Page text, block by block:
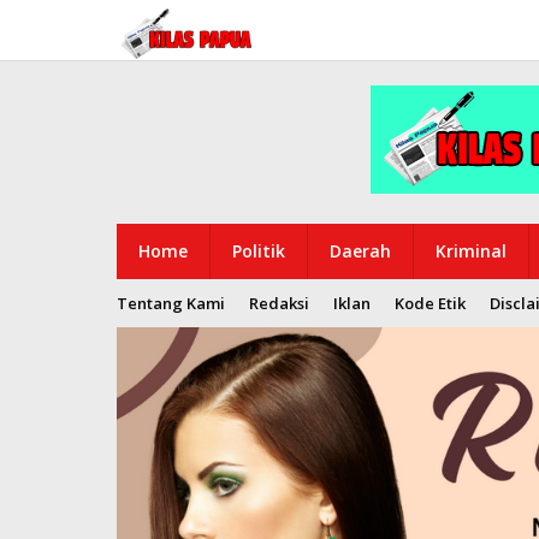
konten
Home Politik Daerah Kriminal
Tentang Kami Redaksi Iklan Kode Etik